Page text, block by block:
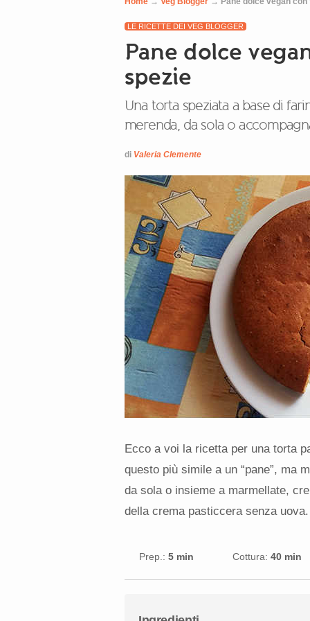
LE RICETTE DEI VEG BLOGGER
Pane dolce
spezie
Una torta speziata a base di
merenda, da sola o
di Valeria Clemente
Ecco a voi la ricetta per una torta
questo più simile a un “pane”, ma
da sola o insieme a marmellate,
della crema pasticcera senza uova.
Prep.: 5 min Cottura: 40 min